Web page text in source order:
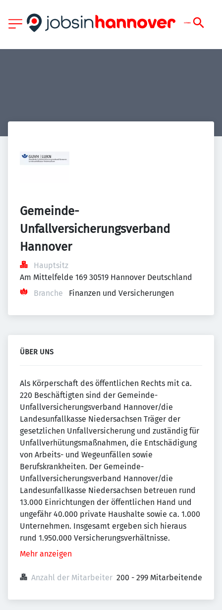
Gemeinde-
Unfallversicherungsverband
Hannover
Hauptsitz
Am Mittelfelde 169 30519 Hannover Deutschland
Branche
Finanzen und Versicherungen
ÜBER UNS
Als Körperschaft des öffentlichen Rechts mit ca.
220 Beschäftigten sind der Gemeinde-
Unfallversicherungsverband Hannover/die
Landesunfallkasse Niedersachsen Träger der
gesetzlichen Unfallversicherung und zuständig für
Unfallverhütungsmaßnahmen, die Entschädigung
von Arbeits- und Wegeunfällen sowie
Berufskrankheiten. Der Gemeinde-
Unfallversicherungsverband Hannover/die
Landesunfallkasse Niedersachsen betreuen rund
13.000 Einrichtungen der öffentlichen Hand und
ungefähr 40.000 private Haushalte sowie ca. 1.000
Unternehmen. Insgesamt ergeben sich hieraus
rund 1.950.000 Versicherungsverhältnisse.
Mehr anzeigen
Anzahl der Mitarbeiter 200 - 299 Mitarbeitende